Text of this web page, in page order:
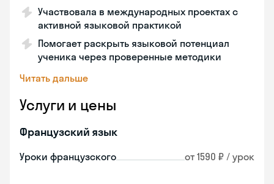
Участвовала в международных проектах с
активной языковой практикой
Помогает раскрыть языковой потенциал
ученика через проверенные методики
Читать дальше
Услуги и цены
Французский язык
Уроки французского от 1590 ₽ / урок